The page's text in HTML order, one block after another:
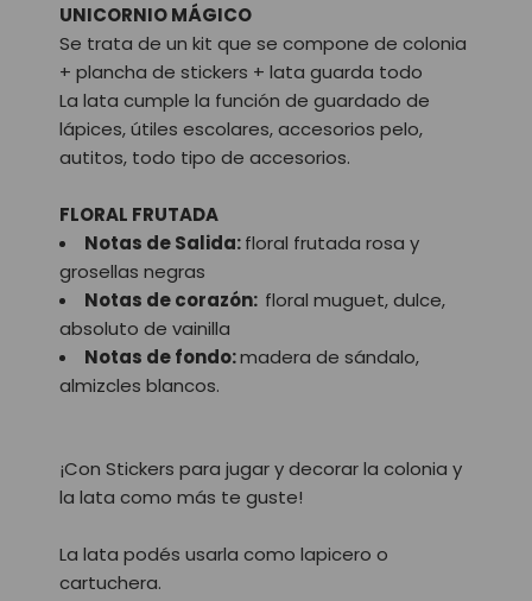
UNICORNIO MÁGICO
Se trata de un kit que se compone de colonia
+ plancha de stickers + lata guarda todo
La lata cumple la función de guardado de
lápices, útiles escolares, accesorios pelo,
autitos, todo tipo de accesorios.
FLORAL FRUTADA
Notas de Salida:floral frutada rosa y
grosellas negras
Notas de corazón: floral muguet, dulce,
absoluto de vainilla
Notas de fondo:madera de sándalo,
almizcles blancos.
¡Con Stickers para jugar y decorar la colonia y
la lata como más te guste!
La lata podés usarla como lapicero o
cartuchera.